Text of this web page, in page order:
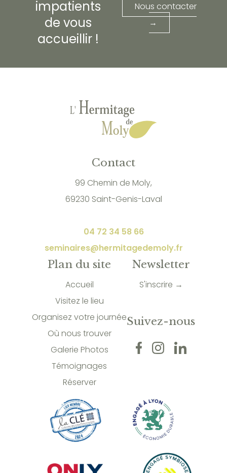
impatients
de vous
accueillir !
Nous contacter
→
Contact
99 Chemin de Moly,
69230 Saint-Genis-Laval
04 72 34 58 66
seminaires@hermitagedemoly.fr
Plan du site
Accueil
Visitez le lieu
Organisez votre journée
Où nous trouver
Galerie Photos
Témoignages
Réserver
Newsletter
S'inscrire →
Suivez-nous